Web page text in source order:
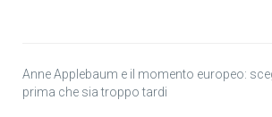
Anne Applebaum e il momento europeo:
prima che sia troppo tardi